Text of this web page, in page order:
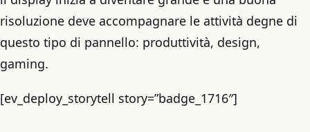
risoluzione deve accompagnare le attività degne di
questo tipo di pannello: produttività, design,
gaming.
[ev_deploy_storytell story=”badge_1716″]